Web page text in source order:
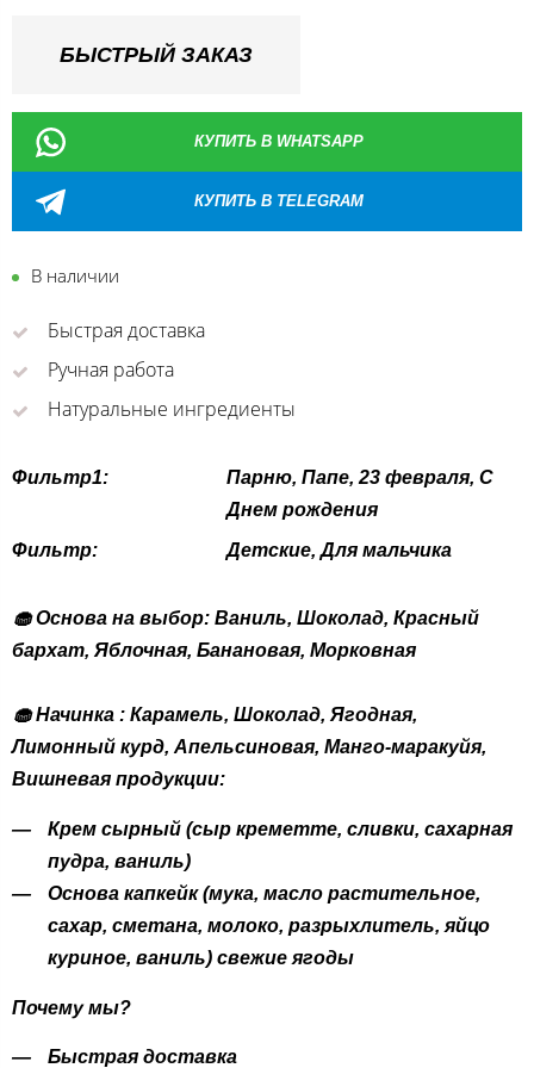
БЫСТРЫЙ ЗАКАЗ
КУПИТЬ В WHATSAPP
КУПИТЬ В TELEGRAM
В наличии
Быстрая доставка
Ручная работа
Натуральные ингредиенты
Фильтр1:
Парню, Папе, 23 февраля, С
Днем рождения
Фильтр:
Детские, Для мальчика
🧁 Основа на выбор: Ваниль, Шоколад, Красный
бархат, Яблочная, Банановая, Морковная
🧁 Начинка : Карамель, Шоколад, Ягодная,
Лимонный курд, Апельсиновая, Манго-маракуйя,
Вишневая продукции:
Крем сырный (сыр креметте, сливки, сахарная
пудра, ваниль)
Основа капкейк (мука, масло растительное,
сахар, сметана, молоко, разрыхлитель, яйцо
куриное, ваниль) свежие ягоды
Почему мы?
Быстрая доставка